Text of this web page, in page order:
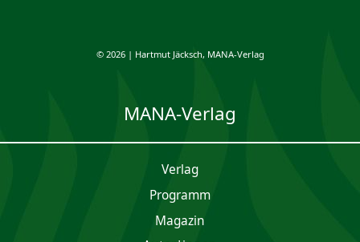
© 2026 | Hartmut Jäcksch, MANA-Verlag
MANA-Verlag
Verlag
Programm
Magazin